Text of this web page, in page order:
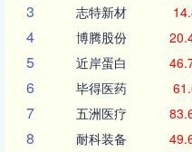
3 志特新材
4 博腾股份
5 近岸蛋白
6 毕得医药
7 五洲医疗
8 耐科装备